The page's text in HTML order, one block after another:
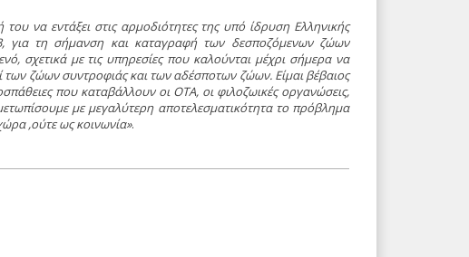
να εντάξει στις αρμοδιότητες της υπό ίδρυση Eλληνικής
για τη σήμανση και καταγραφή των δεσποζόμενων ζώων
σχετικά με τις υπηρεσίες που καλούνται μέχρι σήμερα να
των ζώων συντροφιάς και των αδέσποτων ζώων. Eίμαι βέβαιος
που καταβάλλουν οι OTA, οι φιλοζωικές οργανώσεις,
με μεγαλύτερη αποτελεσματικότητα το πρόβλημα
,ούτε ως κοινωνία».